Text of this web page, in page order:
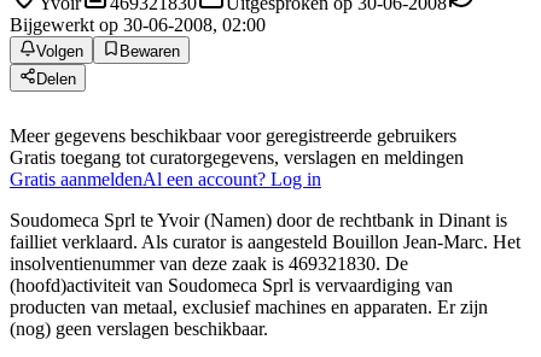
Bijgewerkt op 30-06-2008, 02:00
Volgen
Bewaren
Delen
Meer gegevens beschikbaar voor geregistreerde gebruikers
Gratis toegang tot curatorgegevens, verslagen en meldingen
Gratis aanmeldenAl een account? Log in
Soudomeca Sprl te Yvoir (Namen) door de rechtbank in Dinant is
failliet verklaard. Als curator is aangesteld Bouillon Jean-Marc. Het
insolventienummer van deze zaak is 469321830. De
(hoofd)activiteit van Soudomeca Sprl is vervaardiging van
producten van metaal, exclusief machines en apparaten. Er zijn
(nog) geen verslagen beschikbaar.